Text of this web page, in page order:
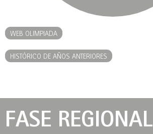
WEB OLIMPIADA
HISTÓRICO DE AÑOS ANTERIORES
FASE REGIONAL